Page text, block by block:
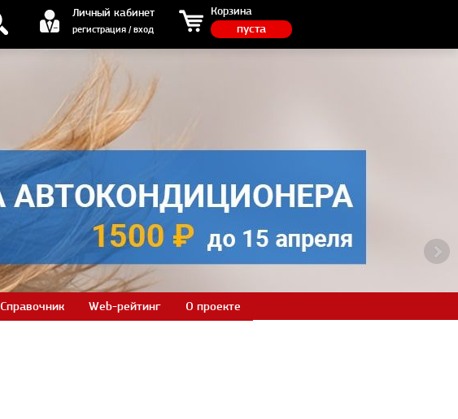
Личный кабинет
регистрация / вход
регистрация / вход Корзина
пуста
Справочник Web-рейтинг О проекте